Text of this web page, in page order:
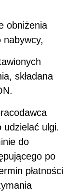
obniżenia
nabywcy,
składana
ulgi.
do
po
płatności